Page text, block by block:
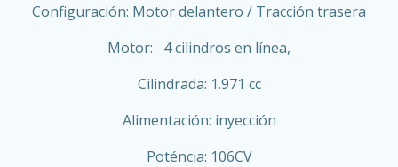
Configuración: Motor delantero / Tracción trasera
Motor: 4 cilindros en línea,
Cilindrada: 1.971 cc
Alimentación: inyección
Poténcia: 106CV